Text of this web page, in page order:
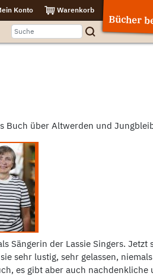
Konto Warenkorb
Bücher
Buch über Altwerden und
Sängerin der Lassie Singers. Jetzt
sehr lustig, sehr gelassen, niemals
es gibt aber auch nachdenkliche